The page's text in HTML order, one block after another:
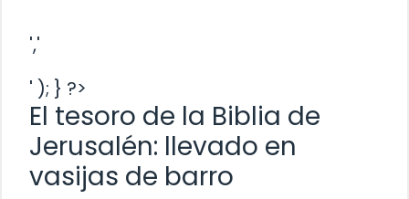
','
' ); } ?>
El tesoro de la Biblia de
Jerusalén: llevado en
vasijas de barro